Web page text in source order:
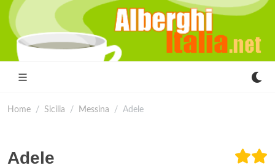
Home Sicilia Messina Adele
Adele